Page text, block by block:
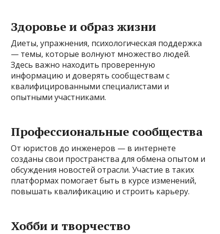
Здоровье и образ жизни
Диеты, упражнения, психологическая поддержка
— темы, которые волнуют множество людей.
Здесь важно находить проверенную
информацию и доверять сообществам с
квалифицированными специалистами и
опытными участниками.
Профессиональные сообщества
От юристов до инженеров — в интернете
созданы свои пространства для обмена опытом и
обсуждения новостей отрасли. Участие в таких
платформах помогает быть в курсе изменений,
повышать квалификацию и строить карьеру.
Хобби и творчество